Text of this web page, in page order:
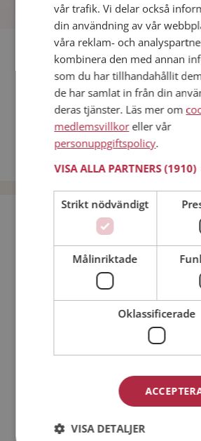
Fler singlar
Fler singelmän från Staffanstorp Janne
Erik1981
Kvinnor från Staffanstorp
Dejta kvinnor i Sverige
Bli medlem utan
Jag är en: Man
Min ålder:
vår trafik. Vi delar också
din användning av vår
våra reklam- och
kombinera den med annan
som du har tillhandahållit
de har samlat in från din
deras tjänster. Läs mer om
medlemsvillkoreller vår
personuppgiftspolicy.
VISA ALLA PARTNERS(1910)
Strikt nödvändigt
Målinriktade
Oklassificerade
VISA DETALJER